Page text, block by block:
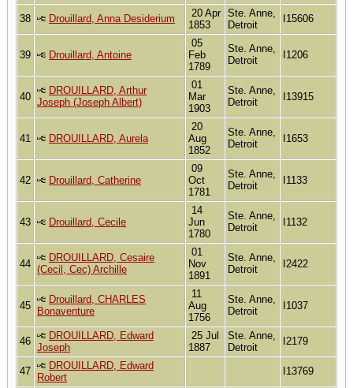
38
Drouillard, Anna Desiderium
20 Apr
1853
Ste. Anne,
Detroit
I15606
39 Drouillard, Antoine
05
Feb
1789
Ste. Anne,
Detroit
I1206
40
DROUILLARD, Arthur
Joseph (Joseph Albert)
01
Mar
1903
Ste. Anne,
Detroit
I13915
41 DROUILLARD, Aurela
20
Aug
1852
Ste. Anne,
Detroit
I1653
42 Drouillard, Catherine
09
Oct
1781
Ste. Anne,
Detroit
I1133
43 Drouillard, Cecile
14
Jun
1780
Ste. Anne,
Detroit
I1132
44
DROUILLARD, Cesaire
(Cecil, Cec) Archille
01
Nov
1891
Ste. Anne,
Detroit
I2422
45
Drouillard, CHARLES
Bonaventure
11
Aug
1756
Ste. Anne,
Detroit
I1037
46
DROUILLARD, Edward
Joseph
25 Jul
1887
Ste. Anne,
Detroit
I2179
47
DROUILLARD, Edward
Robert
I13769